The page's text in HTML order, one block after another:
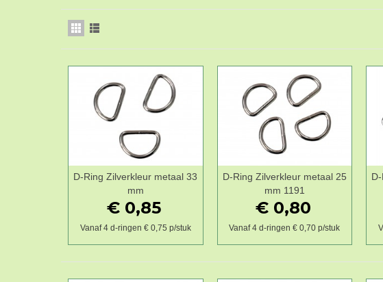
Wenslijst
D-Ring Zilverkleur metaal 33
mm
€ 0,85
Vanaf 4 d-ringen € 0,75 p/stuk
Wenslijst
D-Ring Zilverkleur metaal 25
mm 1191
€ 0,80
Vanaf 4 d-ringen € 0,70 p/stuk